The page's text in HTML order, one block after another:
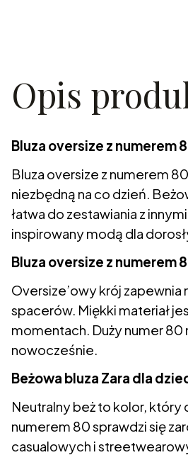
Opis
Bluza oversize z numerem
Bluza oversize z numerem
niezbędną na co dzień.
łatwa do zestawiania z
inspirowany modą dla
Bluza oversize z
Oversize’owy krój
spacerów. Miękki materiał
momentach. Duży numer
nowocześnie.
Beżowa bluza Zara dla
Neutralny beż to kolor, który
numerem 80 sprawdzi się
casualowych i